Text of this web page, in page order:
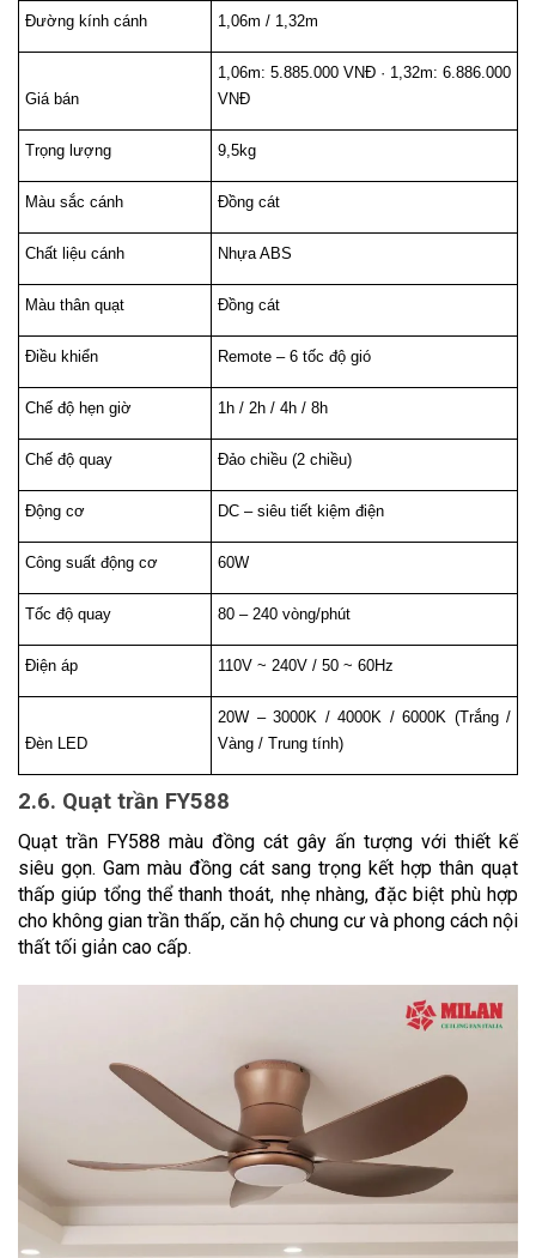
Đường kính cánh 1,06m / 1,32m
Giá bán
1,06m: 5.885.000 VNĐ · 1,32m: 6.886.000
VNĐ
Trọng lượng 9,5kg
Màu sắc cánh Đồng cát
Chất liệu cánh Nhựa ABS
Màu thân quạt Đồng cát
Điều khiển Remote – 6 tốc độ gió
Chế độ hẹn giờ 1h / 2h / 4h / 8h
Chế độ quay Đảo chiều (2 chiều)
Động cơ DC – siêu tiết kiệm điện
Công suất động cơ 60W
Tốc độ quay 80 – 240 vòng/phút
Điện áp 110V ~ 240V / 50 ~ 60Hz
Đèn LED
20W – 3000K / 4000K / 6000K (Trắng /
Vàng / Trung tính)
2.6. Quạt trần FY588
Quạt trần FY588 màu đồng cát gây ấn tượng với thiết kế
siêu gọn. Gam màu đồng cát sang trọng kết hợp thân quạt
thấp giúp tổng thể thanh thoát, nhẹ nhàng, đặc biệt phù hợp
cho không gian trần thấp, căn hộ chung cư và phong cách nội
thất tối giản cao cấp.